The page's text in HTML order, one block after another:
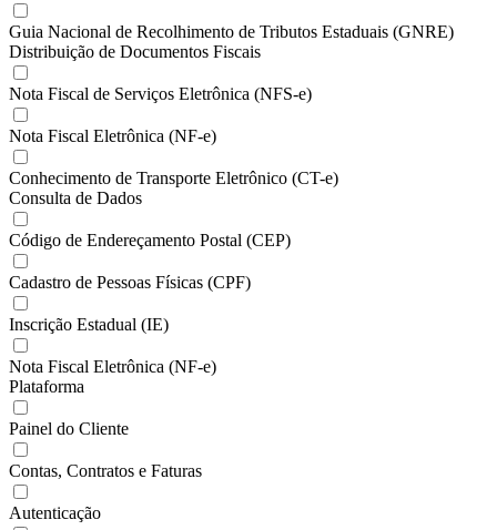
Guia Nacional de Recolhimento de Tributos Estaduais (GNRE)
Distribuição de Documentos Fiscais
Nota Fiscal de Serviços Eletrônica (NFS-e)
Nota Fiscal Eletrônica (NF-e)
Conhecimento de Transporte Eletrônico (CT-e)
Consulta de Dados
Código de Endereçamento Postal (CEP)
Cadastro de Pessoas Físicas (CPF)
Inscrição Estadual (IE)
Nota Fiscal Eletrônica (NF-e)
Plataforma
Painel do Cliente
Contas, Contratos e Faturas
Autenticação